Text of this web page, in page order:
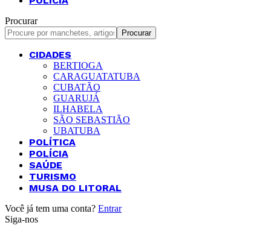
Procurar
CIDADES
BERTIOGA
CARAGUATATUBA
CUBATÃO
GUARUJÁ
ILHABELA
SÃO SEBASTIÃO
UBATUBA
POLÍTICA
POLÍCIA
SAÚDE
TURISMO
MUSA DO LITORAL
Você já tem uma conta? Entrar
Siga-nos